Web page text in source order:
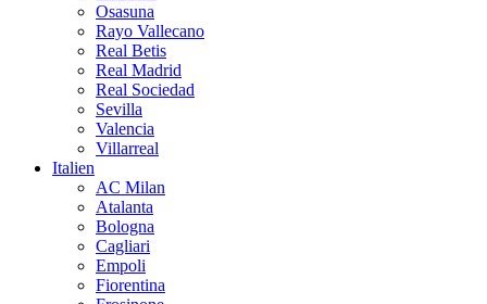
Osasuna
Rayo Vallecano
Real Betis
Real Madrid
Real Sociedad
Sevilla
Valencia
Villarreal
Italien
AC Milan
Atalanta
Bologna
Cagliari
Empoli
Fiorentina